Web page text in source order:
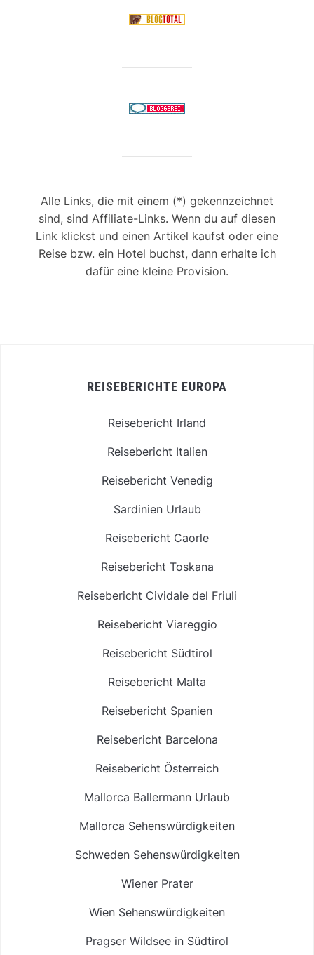
Alle Links, die mit einem (*) gekennzeichnet
sind, sind Affiliate-Links. Wenn du auf diesen
Link klickst und einen Artikel kaufst oder eine
Reise bzw. ein Hotel buchst, dann erhalte ich
dafür eine kleine Provision.
REISEBERICHTE EUROPA
Reisebericht Irland
Reisebericht Italien
Reisebericht Venedig
Sardinien Urlaub
Reisebericht Caorle
Reisebericht Toskana
Reisebericht Cividale del Friuli
Reisebericht Viareggio
Reisebericht Südtirol
Reisebericht Malta
Reisebericht Spanien
Reisebericht Barcelona
Reisebericht Österreich
Mallorca Ballermann Urlaub
Mallorca Sehenswürdigkeiten
Schweden Sehenswürdigkeiten
Wiener Prater
Wien Sehenswürdigkeiten
Pragser Wildsee in Südtirol